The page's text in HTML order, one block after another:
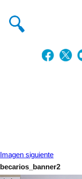
Imagen siguiente
becarios_banner2